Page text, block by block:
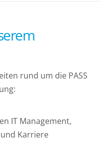
rund um die PASS
IT Management,
Karriere